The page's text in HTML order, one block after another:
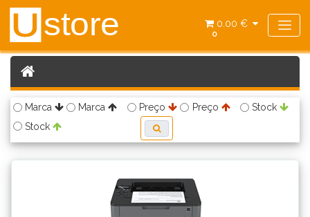
Ustore 0.00 €
0
Marca Marca Preço Preço
Stock
Stock